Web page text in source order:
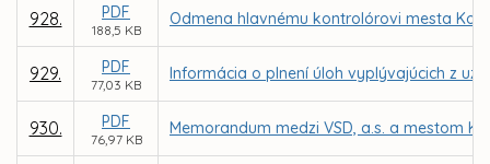
928. PDF
188,5 KB
Odmena hlavnému kontrolórovi mesta
929. PDF
77,03 KB
Informácia o plnení úloh vyplývajúcich z
930. PDF
76,97 KB
Memorandum medzi VSD, a.s. a mestom